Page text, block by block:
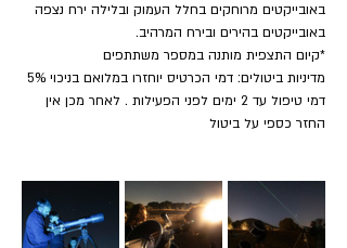
באובייקטים מרוחקים בחלל העמוק ובלילה ירח נצפה
באובייקטים בהירים ובירח המרהיב.
​*קיום התצפית מותנה במספר משתתפים
דמי טיפול עד 2 ימים לפני הפעילות . לאחר מכן אין
החזר כספי על ביטול